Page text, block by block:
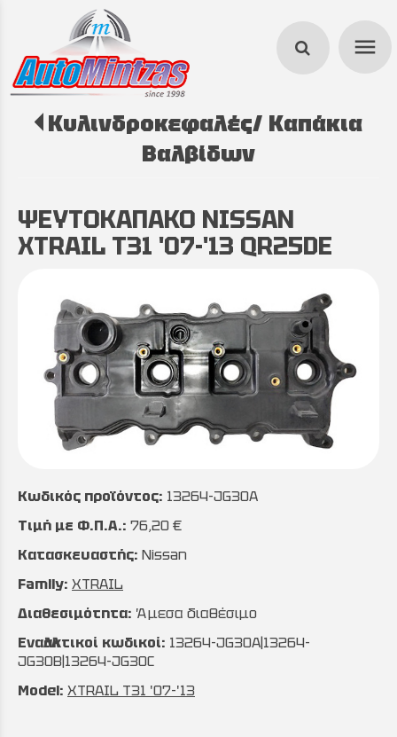
menu
search
Κυλινδροκεφαλές/ Καπάκια
Βαλβίδων
ΨΕΥΤΟΚΑΠΑΚΟ NISSAN
XTRAIL T31 '07-'13 QR25DE
Κωδικός προϊόντος: 13264-JG30A
Τιμή με Φ.Π.Α.: 76,20 €
Κατασκευαστής: Nissan
Family: XTRAIL
Διαθεσιμότητα: Άμεσα διαθέσιμο
Εναλλακτικοί κωδικοί: 13264-JG30A|13264-
JG30B|13264-JG30C
Model: XTRAIL T31 '07-'13